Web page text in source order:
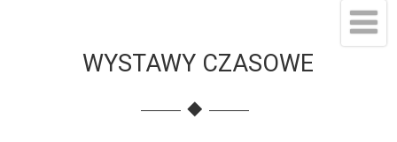
WYSTAWY CZASOWE